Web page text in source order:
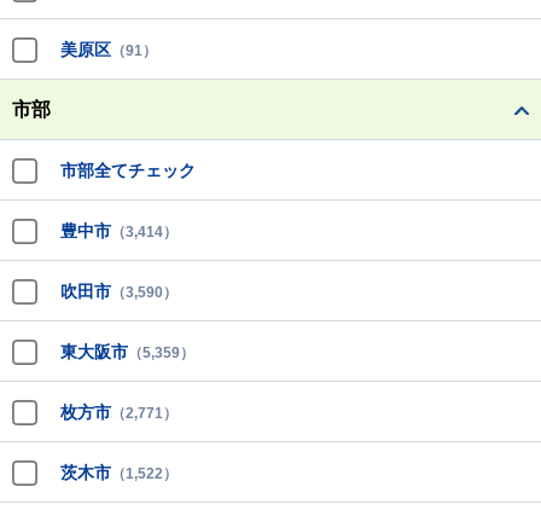
美原区 （91）
市部
市部全てチェック
豊中市 （3,414）
吹田市 （3,590）
東大阪市 （5,359）
枚方市 （2,771）
茨木市 （1,522）